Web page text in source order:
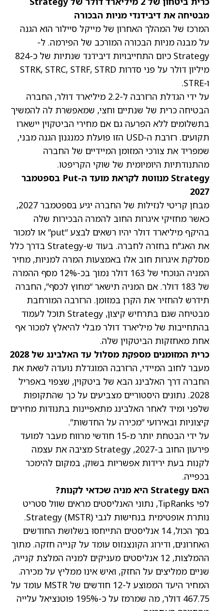
מבטיחה את דיבידנדי מניות הבכורה
המרכז של המהלך האחרון של מייקל סיילור הוא הגנה
על מבנה מניות הבכורה המורכב של הפירמה. ל-
Strategy כיום התחייבויות דיבידנד שנתיות של כ-824
מיליון דולר על פני סדרות STRK, STRC, STRF, STRD
ו‑STRE.
על ידי הגדלת הרזרבה ל-2.2 מיליארד דולר, החברה
הבטיחה כרית של שנתיים וחצי, שמאפשרת לה להמשיך
בתשלומים ללא הפרעה גם אם מחירי הביטקוין יישארו
תקועים. רזרבת ה‑USD הזו פועלת כמנגנון הגנה מבני,
שמפריד את צורכי המזומן המיידיים של החברה
מהתנודתיות היומיומית של שוקי הקריפטו.
Strategy מנווטת לקראת מועד ה-Put בספטמבר
2027
מבחן קריטי לנזילות של החברה יגיע בספטמבר 2027,
כאשר מחזיקי איגרות החוב להמרה הבכירות שלה
בהיקף מיליארד דולר יהיו רשאים לבצע “put” או למכור
את האג"ח בחזרה לחברה. בעוד ש-Strategy בדרך כלל
מסלקת איגרות חוב אלו באמצעות המרה למניות, מחיר
המניה הנוכחי של 163 דולר נמוך בכ-12% מסף ההמרה
של 183 דולר. אם המניה תישאר “מחוץ לכסף”, החברה
תידרש להחזיר את הקרן במזומן. הרזרבה המורחבת
מבטיחה שגם בתרחיש קיצון, Strategy תוכל לעמוד
בהתחייבות של מיליארד דולר מבלי להיאלץ למכור אף
אחת מאחזקות הביטקוין שלה.
כרית המזומנים מספקת מסלול עד האלבינג של 2028
מעבר לחוב המיידי, הרזרבה המוגדלת נועדה לשאת את
החברה דרך האלבינג הבא של ביטקוין, שצפוי באפריל
2028. נתונים היסטוריים מצביעים על כך שהתקופות
שלפני ומיד לאחר האלבינג מתאפיינות בתנודות מחירים
קיצוניות ובאירועי “מכירה על החדשות”.
על ידי הבטחת יותר מ-15 חודשי מרווח מעבר למועד
פירעון החוב ב-2027, Strategy מציבה את עצמה
לקנות בעת ירידות אפשריות בשוק, במקום להימכר
בכפייה.
האם Strategy היא מניה שכדאי לקנות?
לפי TipRanks, נתוני האנליסטים מראים שוול סטריט
נותרת אופטימית בנחישות לגבי Strategy (MSTR).
בסך הכול, 14 אנליסטים התייחסו בשלושת החודשים
האחרונים, ודירוג הקונצנזוס עומד על קנייה חזקה. מתוך
ההמלצות, 12 אנליסטים מעניקים למניה המלצת קנייה,
שניים ממליצים על החזק, ואיש אינו ממליץ על מכירה.
המחיר היעד הממוצע ל-12 חודשים של MSTR
עומד על
467.75 דולר, מה שמרמז על כ-195% פוטנציאל עלייה